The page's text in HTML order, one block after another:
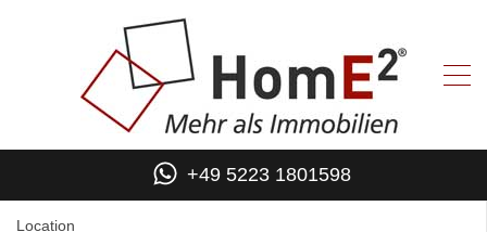
+49 5223 1801598
Location